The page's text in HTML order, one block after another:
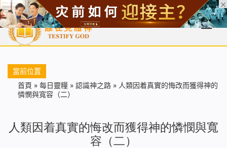
首頁 每日靈糧 天國福音 基督徒見證 信仰解答 聖經
當前位置
首頁 » 每日靈糧 » 認識神之路 » 人類因着真實的悔改而獲得神的
憐憫與寬容（二）
人類因着真實的悔改而獲得神的憐憫與寬
容（二）